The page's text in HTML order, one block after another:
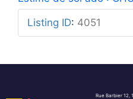
Listing ID: 4051
Rue Barbier 12,